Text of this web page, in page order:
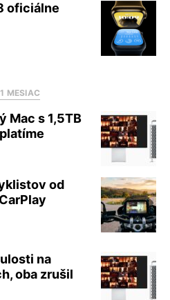
oficiálne
MESIAC
Mac s 1,5TB
od
na
oba zrušil